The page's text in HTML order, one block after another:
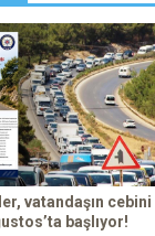
vatandaşın cebini
başlıyor!